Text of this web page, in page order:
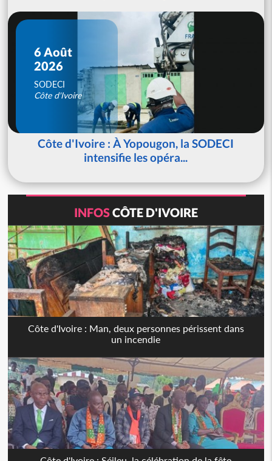
6 Août
2026
SODECI
Côte d'Ivoire
Côte d'Ivoire : À Yopougon, la SODECI
intensifie les opéra...
INFOSCÔTE D'IVOIRE
Côte d'Ivoire : Man, deux personnes périssent dans
un incendie